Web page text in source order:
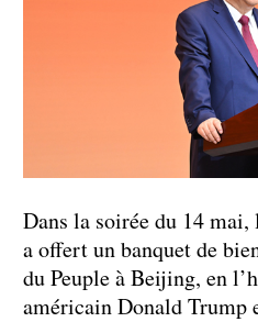
Dans la soirée du 14
a offert un banquet de
du Peuple à Beijing, en
américain Donald Trump